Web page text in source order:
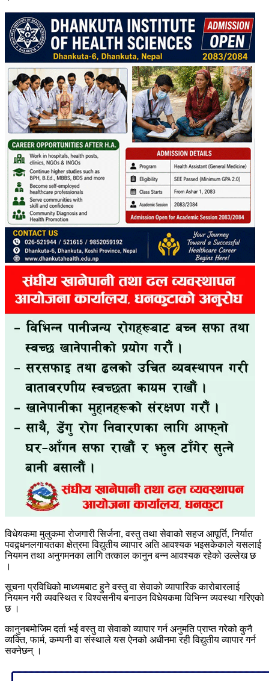
विधेयकमा मुलुकमा रोजगारी सिर्जना, वस्तु तथा सेवाको सहज आपूर्ति, निर्यात
पवद्र्धनलगायतका क्षेत्रमा विद्युतीय व्यापार अति आवश्यक भइसकेकाले यसलाई
नियमन तथा अनुगमनका लागि तत्काल कानुन बन्न आवश्यक रहेको उल्लेख छ
।
सूचना प्रविधिको माध्यमबाट हुने वस्तु वा सेवाको व्यापारिक कारोबारलाई
नियमन गरी व्यवस्थित र विश्वसनीय बनाउन विधेयकमा विभिन्न व्यवस्था गरिएको
छ ।
कानुनबमोजिम दर्ता भई वस्तु वा सेवाको व्यापार गर्न अनुमति प्राप्त गरेको कुनै
व्यक्ति, फार्म, कम्पनी वा संस्थाले यस ऐनको अधीनमा रही विद्युतीय व्यापार गर्न
सक्नेछन् ।